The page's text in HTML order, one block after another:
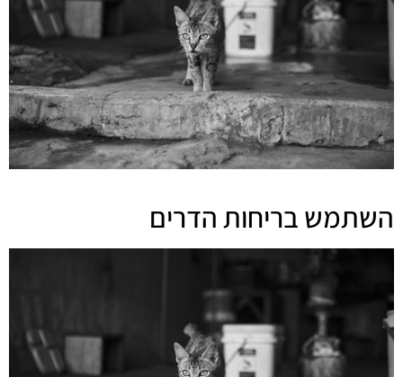
השתמש בריחות הדרים